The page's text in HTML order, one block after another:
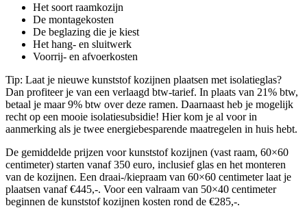
Het soort raamkozijn
De montagekosten
De beglazing die je kiest
Het hang- en sluitwerk
Voorrij- en afvoerkosten
Tip: Laat je nieuwe kunststof kozijnen plaatsen met isolatieglas?
Dan profiteer je van een verlaagd btw-tarief. In plaats van 21% btw,
betaal je maar 9% btw over deze ramen. Daarnaast heb je mogelijk
recht op een mooie isolatiesubsidie! Hier kom je al voor in
aanmerking als je twee energiebesparende maatregelen in huis hebt.
De gemiddelde prijzen voor kunststof kozijnen (vast raam, 60×60
centimeter) starten vanaf 350 euro, inclusief glas en het monteren
van de kozijnen. Een draai-/kiepraam van 60×60 centimeter laat je
plaatsen vanaf €445,-. Voor een valraam van 50×40 centimeter
beginnen de kunststof kozijnen kosten rond de €285,-.